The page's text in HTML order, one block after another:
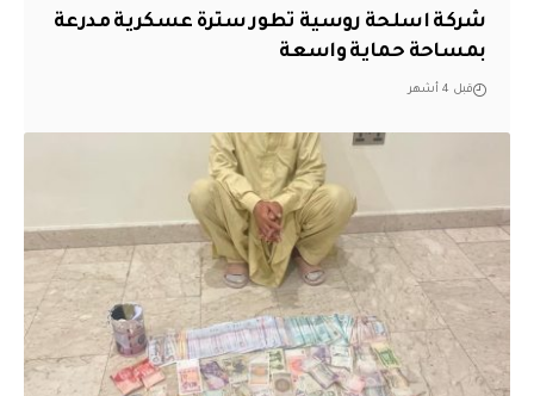
شركة اسلحة روسية تطور سترة عسكرية مدرعة
بمساحة حماية واسعة
قبل 4 أشهر